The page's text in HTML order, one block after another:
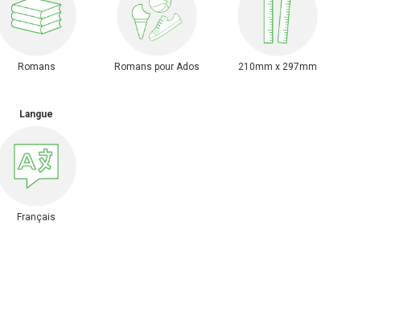
Romans Romans pour Ados 210mm x 297mm
Langue
Français